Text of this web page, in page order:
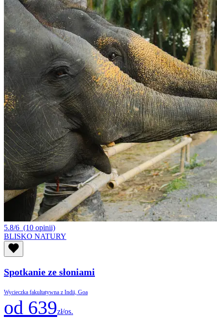
5.8/6 (10 opinii)
BLISKO NATURY
Spotkanie ze słoniami
Wycieczka fakultatywna z Indii, Goa
od 639zł/os.